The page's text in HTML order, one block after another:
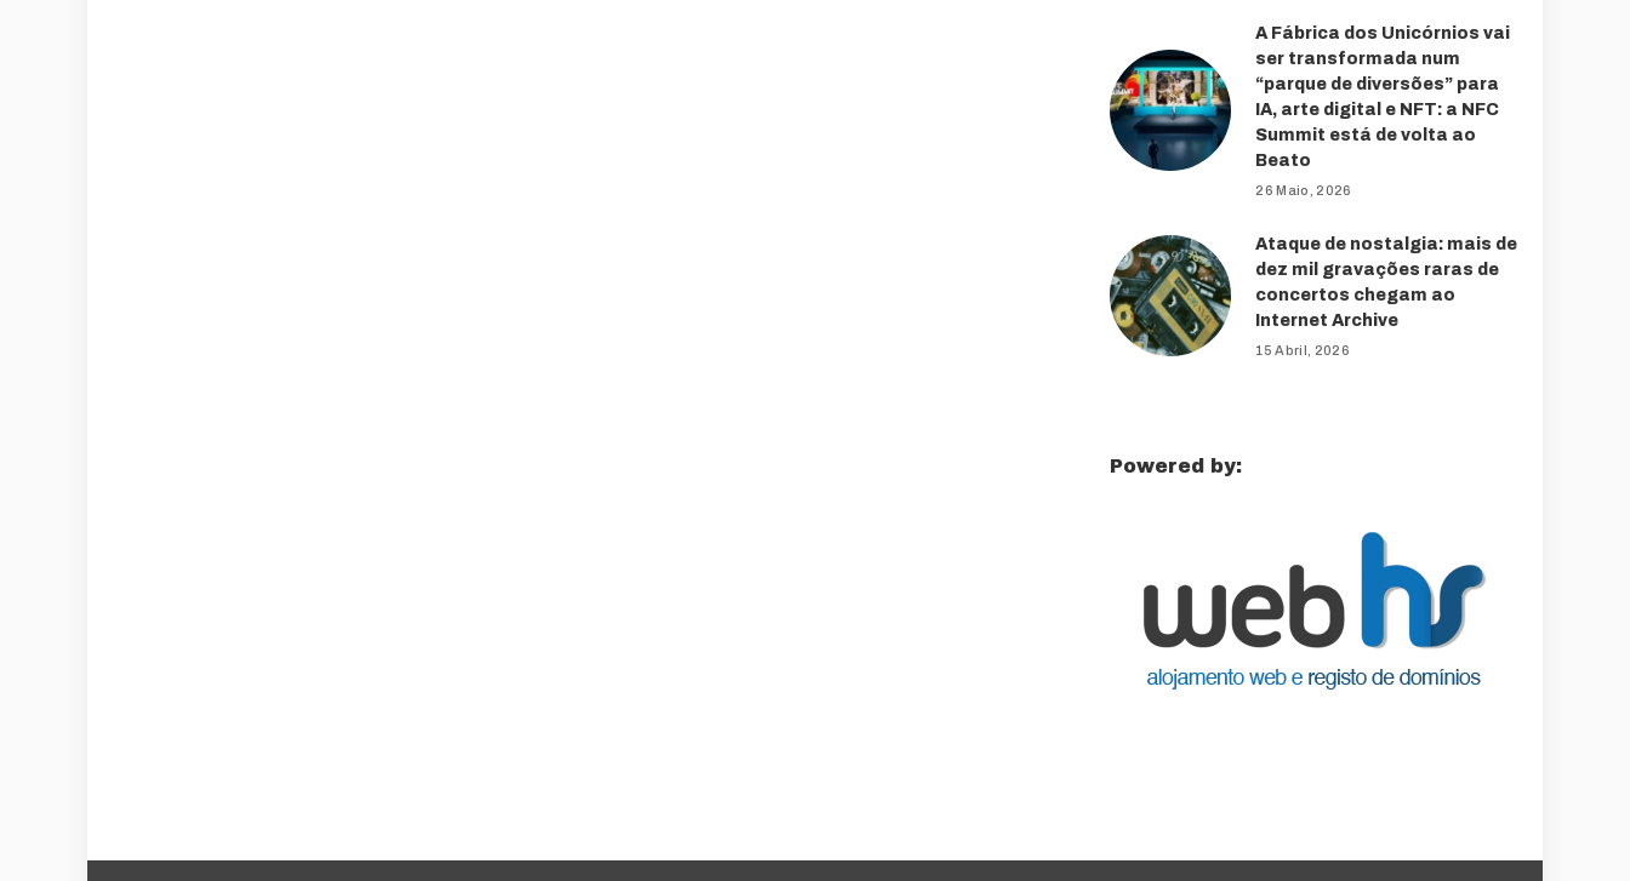
A Fábrica dos Unicórnios vai
ser transformada num
“parque de diversões” para
IA, arte digital e NFT: a NFC
Summit está de volta ao
Beato
26 Maio, 2026
Ataque de nostalgia: mais de
dez mil gravações raras de
concertos chegam ao
Internet Archive
15 Abril, 2026
Powered by: